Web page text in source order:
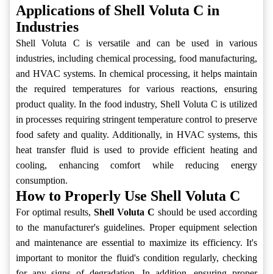
Applications of Shell Voluta C in
Industries
Shell Voluta C is versatile and can be used in various
industries, including chemical processing, food manufacturing,
and HVAC systems. In chemical processing, it helps maintain
the required temperatures for various reactions, ensuring
product quality. In the food industry, Shell Voluta C is utilized
in processes requiring stringent temperature control to preserve
food safety and quality. Additionally, in HVAC systems, this
heat transfer fluid is used to provide efficient heating and
cooling, enhancing comfort while reducing energy
consumption.
How to Properly Use Shell Voluta C
For optimal results, Shell Voluta C should be used according
to the manufacturer's guidelines. Proper equipment selection
and maintenance are essential to maximize its efficiency. It's
important to monitor the fluid's condition regularly, checking